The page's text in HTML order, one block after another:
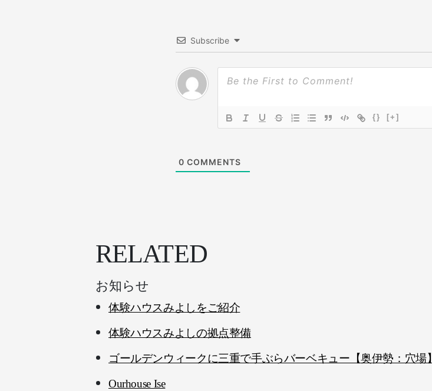
Subscribe
{} [+]
0 COMMENTS
RELATED
お知らせ
体験ハウスみよしをご紹介
体験ハウスみよしの拠点整備
ゴールデンウィークに三重で手ぶらバーベキュー【奥伊勢：穴場】
Ourhouse Ise